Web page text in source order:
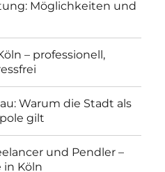
Möglichkeiten und
– professionell,
Warum die Stadt als
gilt
und Pendler –
in Köln